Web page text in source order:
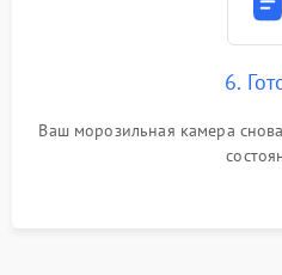
6.
Ваш морозильная камера